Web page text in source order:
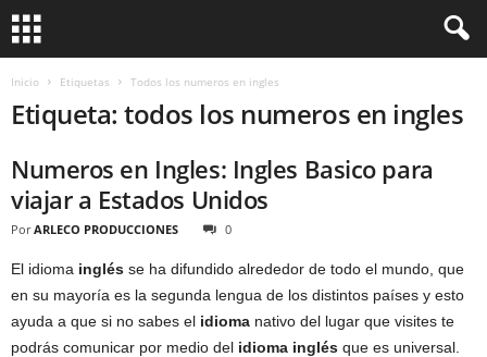
Inicio Etiquetas Todos los numeros en ingles
Etiqueta: todos los numeros en ingles
Numeros en Ingles: Ingles Basico para
viajar a Estados Unidos
Por ARLECO PRODUCCIONES 0
El idioma inglés se ha difundido alrededor de todo el mundo, que
en su mayoría es la segunda lengua de los distintos países y esto
ayuda a que si no sabes el idioma nativo del lugar que visites te
podrás comunicar por medio del idioma inglés que es universal.